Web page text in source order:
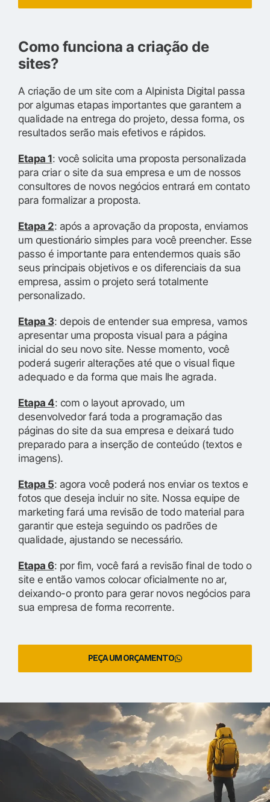
Como funciona a criação de
sites?
A criação de um site com a Alpinista Digital passa
por algumas etapas importantes que garantem a
qualidade na entrega do projeto, dessa forma, os
resultados serão mais efetivos e rápidos.
Etapa 1: você solicita uma proposta personalizada
para criar o site da sua empresa e um de nossos
consultores de novos negócios entrará em contato
para formalizar a proposta.
Etapa 2: após a aprovação da proposta, enviamos
um questionário simples para você preencher. Esse
passo é importante para entendermos quais são
seus principais objetivos e os diferenciais da sua
empresa, assim o projeto será totalmente
personalizado.
Etapa 3: depois de entender sua empresa, vamos
apresentar uma proposta visual para a página
inicial do seu novo site. Nesse momento, você
poderá sugerir alterações até que o visual fique
adequado e da forma que mais lhe agrada.
Etapa 4: com o layout aprovado, um
desenvolvedor fará toda a programação das
páginas do site da sua empresa e deixará tudo
preparado para a inserção de conteúdo (textos e
imagens).
Etapa 5: agora você poderá nos enviar os textos e
fotos que deseja incluir no site. Nossa equipe de
marketing fará uma revisão de todo material para
garantir que esteja seguindo os padrões de
qualidade, ajustando se necessário.
Etapa 6: por fim, você fará a revisão final de todo o
site e então vamos colocar oficialmente no ar,
deixando-o pronto para gerar novos negócios para
sua empresa de forma recorrente.
PEÇA UM ORÇAMENTO